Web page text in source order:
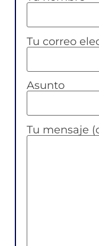
Tu correo
Asunto
Tu mensaje